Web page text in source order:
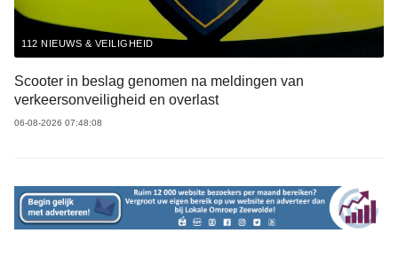
112 NIEUWS & VEILIGHEID
Scooter in beslag genomen na meldingen van
verkeersonveiligheid en overlast
06-08-2026 07:48:08